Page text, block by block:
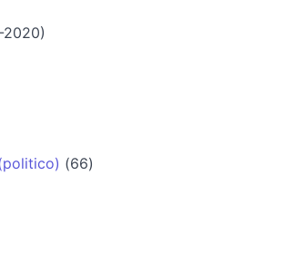
2020)
(66)